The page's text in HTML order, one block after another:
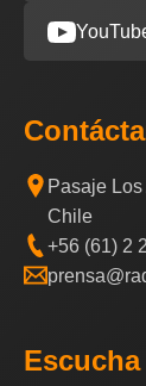
Pasaje
Chile
+56 (61) 2